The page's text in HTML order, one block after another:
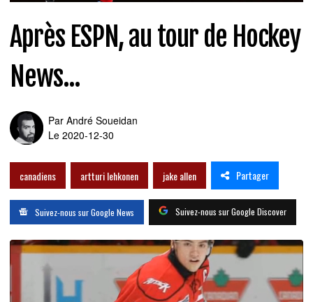
Après ESPN, au tour de Hockey
News...
Par André Soueidan
Le 2020-12-30
canadiens artturi lehkonen jake allen Partager
Suivez-nous sur Google News Suivez-nous sur Google Discover